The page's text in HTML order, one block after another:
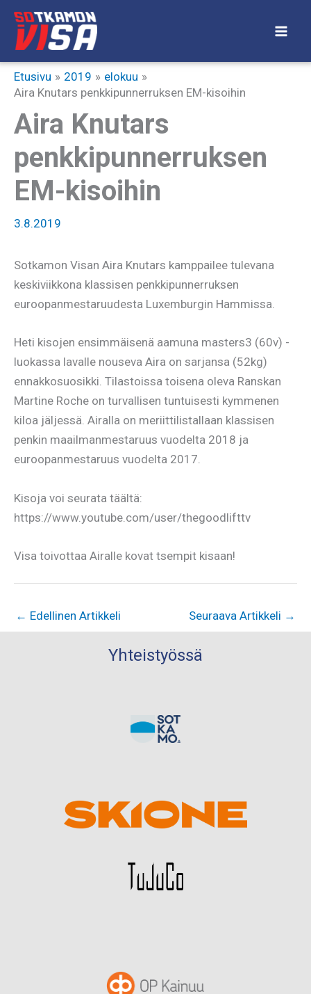
Siirry
sisältöön
Etusivu 2019
elokuu
Aira Knutars penkkipunnerruksen EM-kisoihin
Aira Knutars
penkkipunnerruksen
EM-kisoihin
3.8.2019
Sotkamon Visan Aira Knutars kamppailee tulevana
keskiviikkona klassisen penkkipunnerruksen
euroopanmestaruudesta Luxemburgin Hammissa.
Heti kisojen ensimmäisenä aamuna masters3 (60v) -
luokassa lavalle nouseva Aira on sarjansa (52kg)
ennakkosuosikki. Tilastoissa toisena oleva Ranskan
Martine Roche on turvallisen tuntuisesti kymmenen
kiloa jäljessä. Airalla on meriittilistallaan klassisen
penkin maailmanmestaruus vuodelta 2018 ja
euroopanmestaruus vuodelta 2017.
Kisoja voi seurata täältä:
https://www.youtube.com/user/thegoodlifttv
Visa toivottaa Airalle kovat tsempit kisaan!
← Edellinen Artikkeli Seuraava Artikkeli →
Yhteistyössä